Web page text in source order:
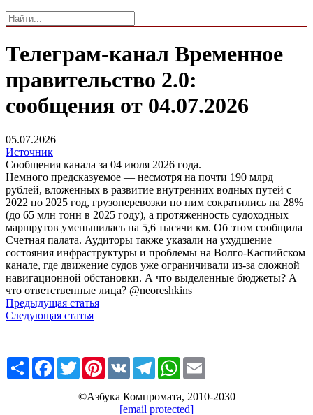
Телеграм-канал Временное
правительство 2.0:
сообщения от 04.07.2026
05.07.2026
Источник
Сообщения канала за 04 июля 2026 года.
Немного предсказуемое — несмотря на почти 190 млрд
рублей, вложенных в развитие внутренних водных путей с
2022 по 2025 год, грузоперевозки по ним сократились на 28%
(до 65 млн тонн в 2025 году), а протяженность судоходных
маршрутов уменьшилась на 5,6 тысячи км. Об этом сообщила
Счетная палата. Аудиторы также указали на ухудшение
состояния инфраструктуры и проблемы на Волго-Каспийском
канале, где движение судов уже ограничивали из-за сложной
навигационной обстановки. А что выделенные бюджеты? А
что ответственные лица? @neoreshkins
Предыдущая статья
Следующая статья
Share Facebook
TwitterPinterest
VK TelegramWhatsApp
©Азбука Компромата, 2010-2030
[email protected]